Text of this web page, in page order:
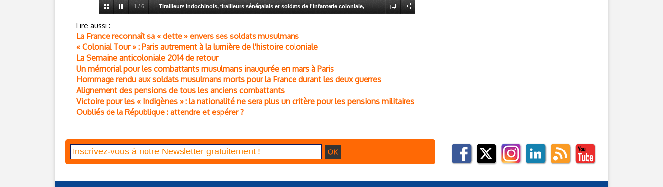
1 / 6 Tirailleurs indochinois, tirailleurs sénégalais et soldats de l'infanterie coloniale,
et soldats de l'infanterie coloniale, caserne de Lourcines, photographie anonyme, 1913. (© Coll. Éric
Deroo / DR)
Lire aussi :
La France reconnaît sa « dette » envers ses soldats musulmans
« Colonial Tour » : Paris autrement à la lumière de l'histoire coloniale
La Semaine anticoloniale 2014 de retour
Un mémorial pour les combattants musulmans inaugurée en mars à Paris
Hommage rendu aux soldats musulmans morts pour la France durant les deux guerres
Alignement des pensions de tous les anciens combattants
Victoire pour les « Indigènes » : la nationalité ne sera plus un critère pour les pensions militaires
Oubliés de la République : attendre et espérer ?